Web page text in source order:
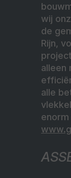
wij
de
Rijn,
alleen
alle
enorm